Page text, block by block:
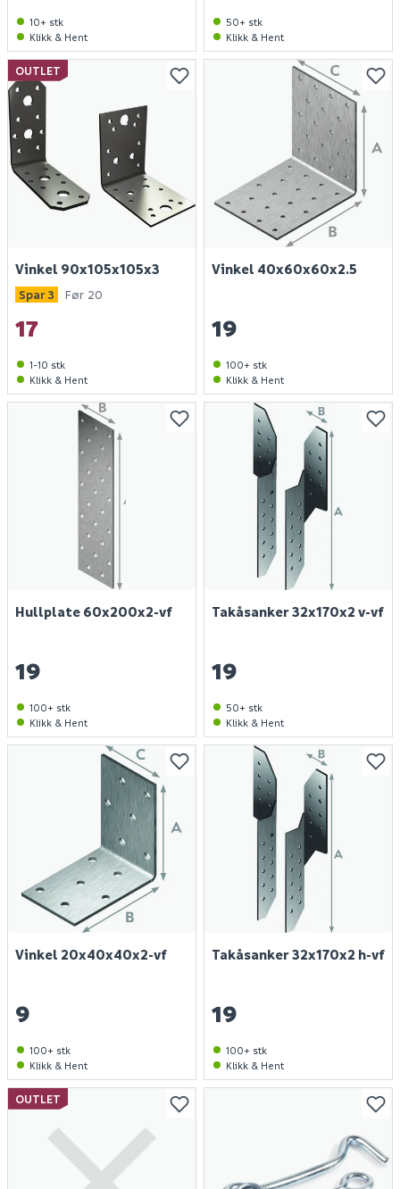
10+ stk
Klikk & Hent
50+ stk
Klikk & Hent
OUTLET
Vinkel 90x105x105x3
17
Spar 3 Før 20
1-10 stk
Klikk & Hent
Vinkel 40x60x60x2.5
19
100+ stk
Klikk & Hent
Hullplate 60x200x2-vf
19
100+ stk
Klikk & Hent
Takåsanker 32x170x2 v-vf
19
50+ stk
Klikk & Hent
Vinkel 20x40x40x2-vf
9
100+ stk
Klikk & Hent
Takåsanker 32x170x2 h-vf
19
100+ stk
Klikk & Hent
OUTLET